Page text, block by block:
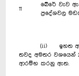
11
බේරේ වැව
ප්‍රදේශවල
(ii) ඉහත අ(i)හි
තවද අමතර වශයෙන්
ආරම්භ කරනු ඇත.